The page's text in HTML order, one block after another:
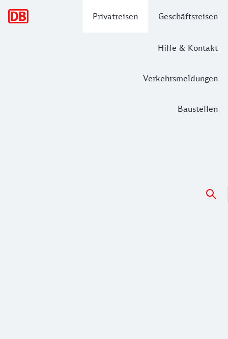
Privatreisen Geschäftsreisen
Hilfe & Kontakt
Verkehrsmeldungen
Baustellen